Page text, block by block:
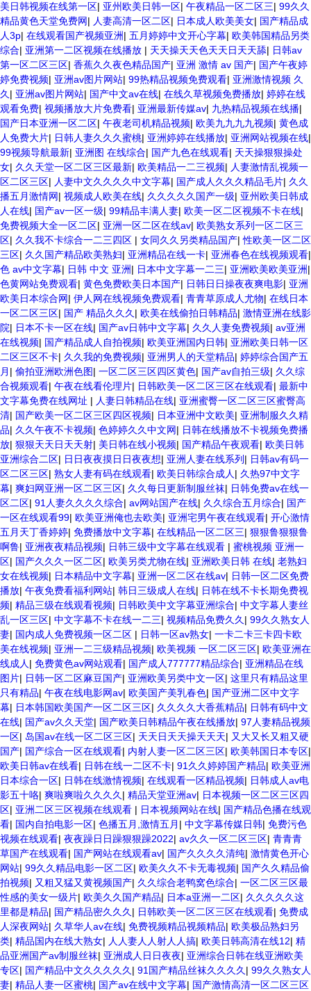
美日韩视频在线第一区| 亚州欧美日韩一区| 午夜精品一区二区三| 99久久
精品黄色天堂免费网| 人妻高清一区二区| 日本成人欧美美女| 国产精品成
人3p| 在线观看国产视频亚洲| 五月婷婷中文开心字幕| 欧美韩国精品另类
综合| 亚洲第一二区视频在线播放 | 天天操天天色天天日天天舔| 日韩av
第一区二区三区| 香蕉久久夜色精品国产| 亚洲 激情 av 国产| 国产午夜婷
婷免费视频| 亚洲av图片网站| 99热精品视频免费观看| 亚洲激情视频 久
久 | 亚洲av图片网站| 国产中文av在线| 在线久草视频免费播放| 婷婷在线
观看免费| 视频播放大片免费看| 亚洲最新传媒av| 九热精品视频在线播|
国产日本亚洲一区二区| 午夜老司机精品视频| 欧美九九九九视频| 黄色成
人免费大片| 日韩人妻久久久蜜桃| 亚洲婷婷在线播放| 亚洲网站视频在线|
99视频导航最新| 亚洲图 在线综合| 国产九色在线观看| 天天操狠狠操处
女| 久久天堂一区二区三区最新| 欧美精品一二三视频| 人妻激情乱视频一
区二区三区| 人妻中文久久久久中文字幕| 国产成人久久久精品毛片| 久久
播五月激情网| 视频成人欧美在线| 久久久久久国产一级| 亚州欧美日韩成
人在线| 国产av一区一级| 99精品丰满人妻| 欧美一区二区视频不卡在线|
免费视频大全一区二区| 亚洲一区二区在线av| 欧美熟女系列一区二区三
区| 久久我不卡综合一二三四区 | 女同久久另类精品国产|性欧美一区二区
三区| 久久国产精品欧美熟妇| 亚洲精品在线一卡| 亚洲春色在线视频观看|
色 av中文字幕| 日韩 中文 亚洲| 日本中文字幕一二三| 亚洲欧美欧美亚洲|
色黄网站免费观看| 黄色免费欧美日本国产| 日韩日日操夜夜爽电影| 亚洲
欧美日本综合网| 伊人网在线视频免费观看| 青青草原成人尤物| 在线日本
一区二区三区| 国产 精品久久久 | 欧美在线偷拍日韩精品| 激情亚洲在线影
院| 日本不卡一区在线| 国产av日韩中文字幕| 久久人妻免费视频| av亚洲
在线视频| 国产精品成人自拍视频| 欧美亚洲国内日韩| 亚洲欧美日韩一区
二区三区不卡| 久久我的免费视频| 亚洲男人的天堂精品| 婷婷综合国产五
月 | 偷拍亚洲欧洲色图| 一区二区三区四区黄色| 国产av自拍三级| 久久综
合视频观看| 午夜在线看伦理片| 日韩欧美一区二区三区在线观看| 最新中
文字幕免费在线网址 | 人妻日韩精品在线| 亚洲蜜臀一区二区三区蜜臀高
清| 国产欧美一区二区三区四区视频| 日本亚洲中文欧美| 亚洲制服久久精
品| 久久午夜不卡视频| 色婷婷久久中文网| 日韩在线播放不卡视频免费播
放| 狠狠天天日天天射| 美日韩在线小视频| 国产精品午夜观看| 欧美日韩
亚洲综合二区| 日日夜夜摸日日夜夜想| 亚洲人妻在线系列 | 日韩av有码一
区二区三区| 熟女人妻有码在线观看| 欧美日韩综合成人 | 久热97中文字
幕| 爽妇网亚洲一区二区三区| 久久每日更新制服丝袜| 日韩免费av在线一
区二区| 91人妻久久久久综合| av网站国产在线| 久久综合五月综合| 国产
一区在线观看99| 欧美亚洲俺也去欧美| 亚洲宅男午夜在线观看| 开心激情
五月天丁香婷婷| 免费播放中文字幕| 在线精品一区二区三| 狠狠鲁狠狠鲁
啊鲁| 亚洲夜夜精品视频| 日韩三级中文字幕在线观看 | 蜜桃视频 亚洲一
区| 国产久久久一区二区| 欧美另类尤物在线| 亚洲欧美日韩 在线| 老熟妇
女在线视频| 日本精品中文字幕| 亚洲一区二区在线av| 日韩一区二区免费
播放| 午夜免费看福利网站| 韩日三级成人在线| 日韩在线不卡长期免费视
频| 精品三级在线观看视频| 日韩欧美中文字幕亚洲综合| 中文字幕人妻丝
乱一区三区| 中文字幕不卡在线一二三| 视频精品免费久久 | 99久久熟女人
妻| 国内成人免费视频一区二区 | 日韩一区av熟女| 一卡二卡三卡四卡欧
美在线视频| 亚洲一二三级精品视频| 欧美视频 一区二区三区| 欧美亚洲在
线成人 | 免费黄色av网站观看| 国产成人777777精品综合| 亚洲精品在线
图片| 日韩一区二区麻豆国产| 亚洲欧美另类中文一区| 这里只有精品这里
只有精品| 午夜在线电影网av| 欧美国产美乳春色| 国产亚洲二区中文字
幕| 日本韩国欧美国产一区二区三区| 久久久久大香蕉精品| 日韩有码中文
在线| 国产av久久天堂| 国产欧美日韩精品午夜在线播放| 97人妻精品视频
一区| 岛国av在线一区二区三区| 天天日天天操天天天| 又大又长又粗又硬
国产| 国产综合一区在线观看| 内射人妻一区二区三区| 欧美韩国日本专区|
欧美日韩av在线看| 日韩在线一二区不卡| 91久久婷婷国产精品| 欧美亚洲
日本综合一区| 日韩在线激情视频| 在线观看一区精品视频| 日韩成人av电
影五十咯| 爽啦爽啦久久久久 | 精品天堂亚洲av| 日本视频一区二区三区四
区| 亚洲二区三区视频在线观看 | 日本视频网站在线| 国产精品色播在线观
看| 国内自拍电影一区| 色播五月,激情五月 | 中文字幕传媒日韩| 免费污色
视频在线观看| 夜夜躁日日躁狠狠躁2022| av久久一区二区三区| 青青青
草国产在线观看| 国产网站在线观看av| 国产久久久久清纯| 激情黄色开心
网站| 99久久精品电影一区二区| 欧美久久不卡无毒视频| 国产久久精品偷
拍视频| 又粗又猛又黄视频国产| 久久综合老鸭窝色综合| 一区二区三区最
性感的美女一级片| 欧美久久国产精品| 日本a亚洲一二区| 久久久久久这
里都是精品| 国产精品密久久久 | 日韩欧美一区二区三区在线观看| 免费成
人深夜网站| 久草华人av在线| 免费视频精品视频精品| 欧美极品熟妇另
类| 精品国内在线大熟女| 人人妻人人射人人搞| 欧美日韩高清在线12| 精
品亚洲国产av制服丝袜| 亚洲成人日日夜夜| 亚洲综合日韩在线亚洲欧美
专区| 国产精品中文久久久久久 | 91国产精品丝袜久久久久 | 99久久熟女人
妻| 精品人妻一区蜜桃| 国产av在线中文字幕| 国产激情高清一区二区三区